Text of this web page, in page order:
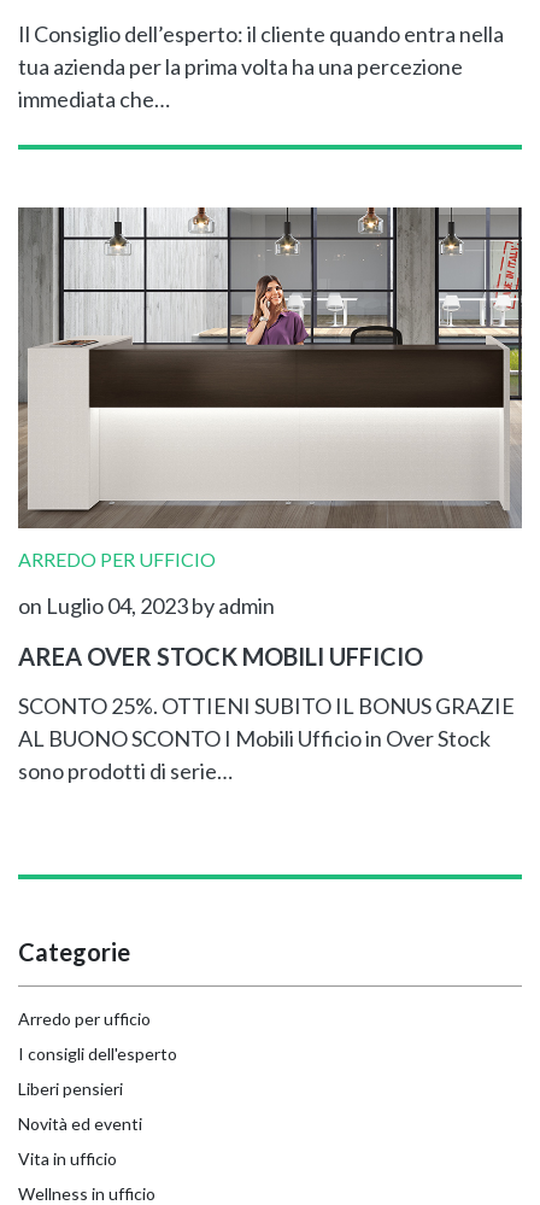
Il Consiglio dell’esperto: il cliente quando entra nella
tua azienda per la prima volta ha una percezione
immediata che…
ARREDO PER UFFICIO
on Luglio 04, 2023by admin
AREA OVER STOCK MOBILI UFFICIO
SCONTO 25%. OTTIENI SUBITO IL BONUS GRAZIE
AL BUONO SCONTO I Mobili Ufficio in Over Stock
sono prodotti di serie…
Categorie
Arredo per ufficio
I consigli dell'esperto
Liberi pensieri
Novità ed eventi
Vita in ufficio
Wellness in ufficio